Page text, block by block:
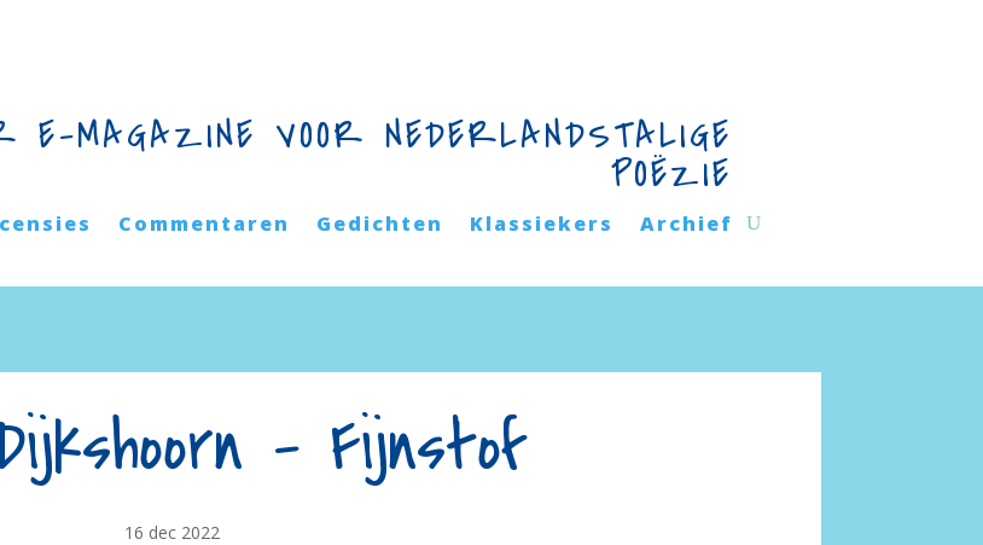
E-MAGAZINE VOOR NEDERLANDSTALIGE
POËZIE
Commentaren Gedichten Klassiekers Archief
– Fijnstof
16 dec 2022